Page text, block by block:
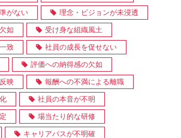
がない 理念・ビジョンが未浸透
如 受け身な組織風土
致 社員の成長を促せない
評価への納得感の欠如
映 報酬への不満による離職
社員の本音が不明
場当たり的な研修
キャリアパスが不明確